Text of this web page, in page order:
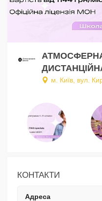
м. Київ, вул.
КОНТАКТИ
Адреса